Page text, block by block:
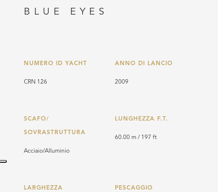
BLUE EYES
NUMERO ID YACHT
CRN 126
ANNO DI LANCIO
2009
SCAFO/
SOVRASTRUTTURA
Acciaio/Alluminio
LUNGHEZZA F.T.
60.00 m / 197 ft
LARGHEZZA PESCAGGIO